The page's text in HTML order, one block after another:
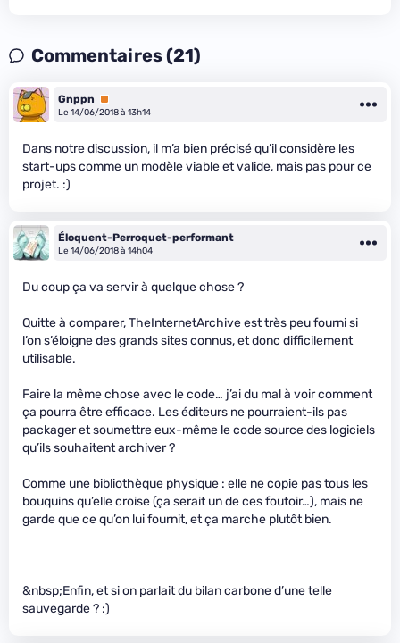
Commentaires (21)
Gnppn
Premium
Le 14/06/2018 à 13h14
Dans notre discussion, il m’a bien précisé qu’il considère les
start-ups comme un modèle viable et valide, mais pas pour ce
projet. :)
Éloquent-Perroquet-performant
Le 14/06/2018 à 14h04
Du coup ça va servir à quelque chose ?
Quitte à comparer, TheInternetArchive est très peu fourni si
l’on s’éloigne des grands sites connus, et donc difficilement
utilisable.
Faire la même chose avec le code… j’ai du mal à voir comment
ça pourra être efficace. Les éditeurs ne pourraient-ils pas
packager et soumettre eux-même le code source des logiciels
qu’ils souhaitent archiver ?
Comme une bibliothèque physique : elle ne copie pas tous les
bouquins qu’elle croise (ça serait un de ces foutoir…), mais ne
garde que ce qu’on lui fournit, et ça marche plutôt bien.
&nbsp;Enfin, et si on parlait du bilan carbone d’une telle
sauvegarde ? :)